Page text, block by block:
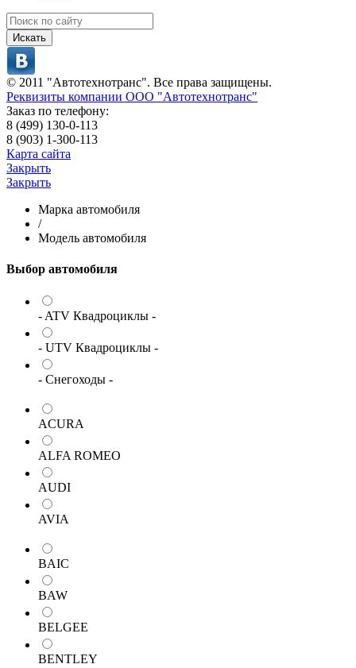
Искать
© 2011 "Автотехнотранс". Все права защищены.
Реквизиты компании ООО "Автотехнотранс"
Заказ по телефону:
8 (499) 130-0-113
8 (903) 1-300-113
Карта сайта
Закрыть
Закрыть
Марка автомобиля
/
Модель автомобиля
Выбор автомобиля
- ATV Квадроциклы -
- UTV Квадроциклы -
- Снегоходы -
ACURA
ALFA ROMEO
AUDI
AVIA
BAIC
BAW
BELGEE
BENTLEY